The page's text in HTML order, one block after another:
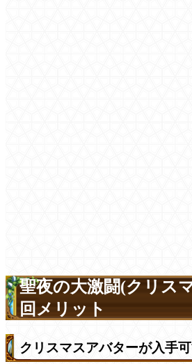
聖夜の大激闘(クリス
回メリット
クリスマスアバターが入手